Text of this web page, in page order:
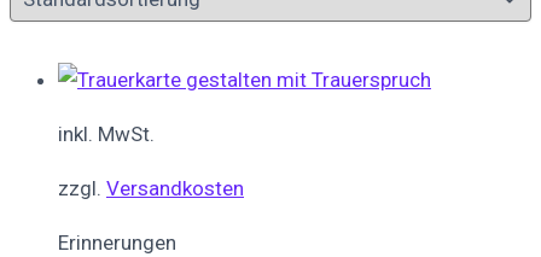
inkl. MwSt.
zzgl. Versandkosten
Erinnerungen